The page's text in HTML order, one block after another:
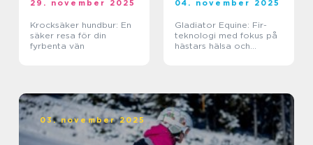
29. november 2025
Krocksäker hundbur: En
säker resa för din
fyrbenta vän
04. november 2025
Gladiator Equine: Fir-
teknologi med fokus på
hästars hälsa och
03. november 2025